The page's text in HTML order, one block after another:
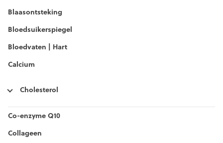
Blaasontsteking
Bloedsuikerspiegel
Bloedvaten | Hart
Calcium
Cholesterol
Co-enzyme Q10
Collageen